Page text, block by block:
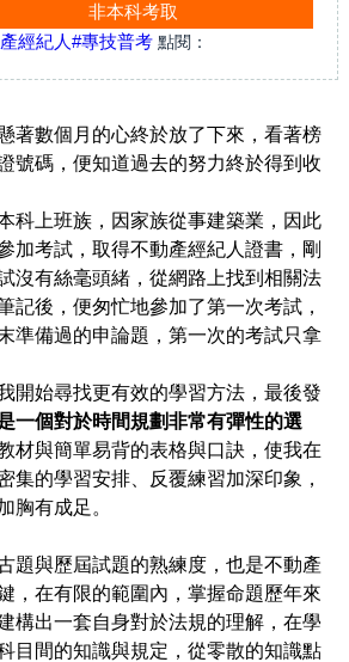
非本科考取
經紀人#專技普考 點閱：
著數個月的心終於放了下來，看著榜
號碼，便知道過去的努力終於得到收
科上班族，因家族從事建築業，因此
加考試，取得不動產經紀人證書，剛
沒有絲毫頭緒，從網路上找到相關法
記後，便匆忙地參加了第一次考試，
準備過的申論題，第一次的考試只拿
開始尋找更有效的學習方法，最後發
一個對於時間規劃非常有彈性的選
材與簡單易背的表格與口訣，使我在
集的學習安排、反覆練習加深印象，
胸有成足。
題與歷屆試題的熟練度，也是不動產
，在有限的範圍內，掌握命題歷年來
構出一套自身對於法規的理解，在學
目間的知識與規定，從零散的知識點